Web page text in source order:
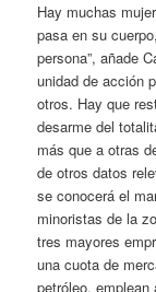
Hay muchas
pasa en su
persona”, añade
unidad de acción
otros. Hay que
desarme del
más que a otras
de otros datos
se conocerá el
minoristas de la
tres mayores
una cuota de
petróleo, emplean